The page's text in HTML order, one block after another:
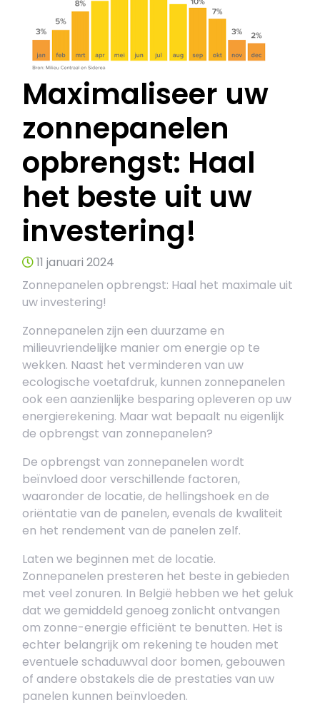
Maximaliseer uw
zonnepanelen
opbrengst: Haal
het beste uit uw
investering!
11 januari 2024
Zonnepanelen opbrengst: Haal het maximale uit
uw investering!
Zonnepanelen zijn een duurzame en
milieuvriendelijke manier om energie op te
wekken. Naast het verminderen van uw
ecologische voetafdruk, kunnen zonnepanelen
ook een aanzienlijke besparing opleveren op uw
energierekening. Maar wat bepaalt nu eigenlijk
de opbrengst van zonnepanelen?
De opbrengst van zonnepanelen wordt
beïnvloed door verschillende factoren,
waaronder de locatie, de hellingshoek en de
oriëntatie van de panelen, evenals de kwaliteit
en het rendement van de panelen zelf.
Laten we beginnen met de locatie.
Zonnepanelen presteren het beste in gebieden
met veel zonuren. In België hebben we het geluk
dat we gemiddeld genoeg zonlicht ontvangen
om zonne-energie efficiënt te benutten. Het is
echter belangrijk om rekening te houden met
eventuele schaduwval door bomen, gebouwen
of andere obstakels die de prestaties van uw
panelen kunnen beïnvloeden.